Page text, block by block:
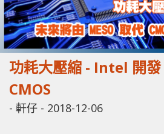
功耗大壓縮 - Intel 開發
CMOS
- 軒仔 - 2018-12-06